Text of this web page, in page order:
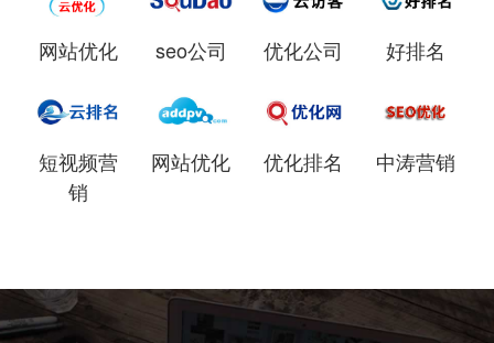
网站优化 seo公司 优化公司 好排名
短视频营
销
网站优化 优化排名 中涛营销